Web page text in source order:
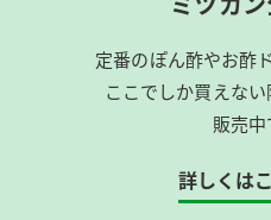
定番のぽん酢やお酢
ここでしか買えな
販売中
詳しくは